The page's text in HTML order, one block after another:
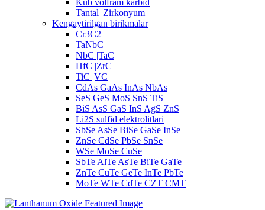
Kub volfram karbid
Tantal |Zirkonyum
Kengaytirilgan birikmalar
Cr3C2
TaNbC
NbC |TaC
HfC |ZrC
TiC |VC
CdAs GaAs InAs NbAs
SeS GeS MoS SnS TiS
BiS AsS GaS InS AgS ZnS
Li2S sulfid elektrolitlari
SbSe AsSe BiSe GaSe InSe
ZnSe CdSe PbSe SnSe
WSe MoSe CuSe
SbTe AlTe AsTe BiTe GaTe
ZnTe CuTe GeTe InTe PbTe
MoTe WTe CdTe CZT CMT